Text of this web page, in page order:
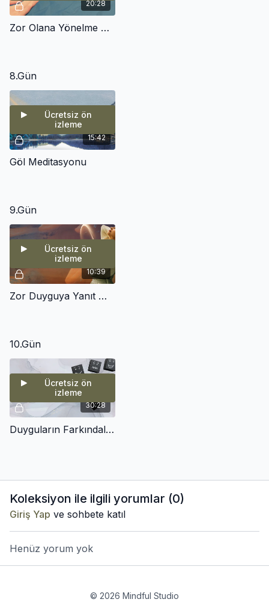
20:28
Zor Olana Yönelme Meditasyonu
8.Gün
15:42
Ücretsiz ön
izleme
Göl Meditasyonu
9.Gün
10:39
Ücretsiz ön
izleme
Zor Duyguya Yanıt Meditasyonu
10.Gün
30:28
Ücretsiz ön
izleme
Duyguların Farkındalığı Meditasyonu
Koleksiyon ile ilgili yorumlar (0)
Giriş Yap ve sohbete katıl
Henüz yorum yok
© 2026 Mindful Studio